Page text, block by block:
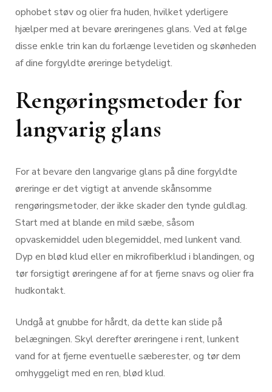
ophobet støv og olier fra huden, hvilket yderligere
hjælper med at bevare øreringenes glans. Ved at følge
disse enkle trin kan du forlænge levetiden og skønheden
af dine forgyldte øreringe betydeligt.
Rengøringsmetoder for
langvarig glans
For at bevare den langvarige glans på dine forgyldte
øreringe er det vigtigt at anvende skånsomme
rengøringsmetoder, der ikke skader den tynde guldlag.
Start med at blande en mild sæbe, såsom
opvaskemiddel uden blegemiddel, med lunkent vand.
Dyp en blød klud eller en mikrofiberklud i blandingen, og
tør forsigtigt øreringene af for at fjerne snavs og olier fra
hudkontakt.
Undgå at gnubbe for hårdt, da dette kan slide på
belægningen. Skyl derefter øreringene i rent, lunkent
vand for at fjerne eventuelle sæberester, og tør dem
omhyggeligt med en ren, blød klud.